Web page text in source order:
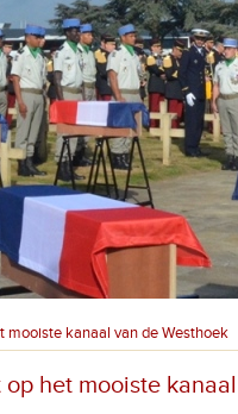
mooiste kanaal van de Westhoek
het mooiste